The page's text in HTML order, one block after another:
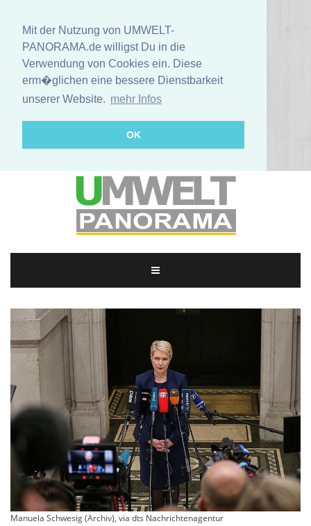
Mit der Nutzung von UMWELT-
PANORAMA.de willigst Du in die
Verwendung von Cookies ein. Diese
erm�glichen eine bessere Dienstbarkeit
unserer Website. mehr Infos
OK
Manuela Schwesig (Archiv), via dts Nachrichtenagentur